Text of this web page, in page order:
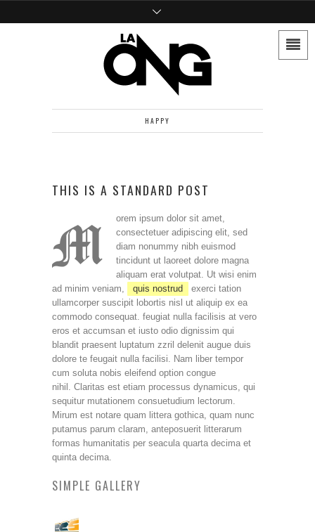
HAPPY
THIS IS A STANDARD POST
M
orem ipsum dolor sit amet,
consectetuer adipiscing elit, sed
diam nonummy nibh euismod
tincidunt ut laoreet dolore magna
aliquam erat volutpat. Ut wisi enim
ad minim veniam,
quis nostrud
exerci tation
ullamcorper suscipit lobortis nisl ut aliquip ex ea
commodo consequat. feugiat nulla facilisis at vero
eros et accumsan et iusto odio dignissim qui
blandit praesent luptatum zzril delenit augue duis
dolore te feugait nulla facilisi. Nam liber tempor
cum soluta nobis eleifend option congue
nihil. Claritas est etiam processus dynamicus, qui
sequitur mutationem consuetudium lectorum.
Mirum est notare quam littera gothica, quam nunc
putamus parum claram, anteposuerit litterarum
formas humanitatis per seacula quarta decima et
quinta decima.
SIMPLE GALLERY